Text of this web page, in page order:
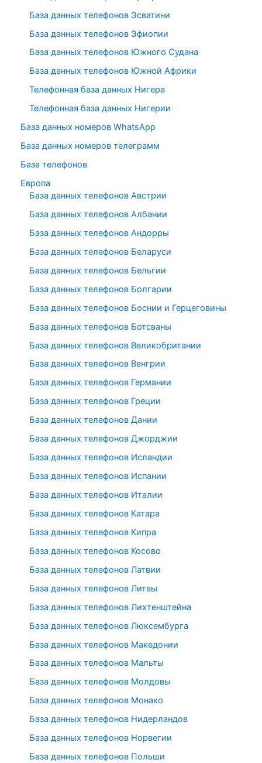
База данных телефонов Эсватини
База данных телефонов Эфиопии
База данных телефонов Южного Судана
База данных телефонов Южной Африки
Телефонная база данных Нигера
Телефонная база данных Нигерии
База данных номеров WhatsApp
База данных номеров телеграмм
База телефонов
Европа
База данных телефонов Австрии
База данных телефонов Албании
База данных телефонов Андорры
База данных телефонов Беларуси
База данных телефонов Бельгии
База данных телефонов Болгарии
База данных телефонов Боснии и Герцеговины
База данных телефонов Ботсваны
База данных телефонов Великобритании
База данных телефонов Венгрии
База данных телефонов Германии
База данных телефонов Греции
База данных телефонов Дании
База данных телефонов Джорджии
База данных телефонов Исландии
База данных телефонов Испании
База данных телефонов Италии
База данных телефонов Катара
База данных телефонов Кипра
База данных телефонов Косово
База данных телефонов Латвии
База данных телефонов Литвы
База данных телефонов Лихтенштейна
База данных телефонов Люксембурга
База данных телефонов Македонии
База данных телефонов Мальты
База данных телефонов Молдовы
База данных телефонов Монако
База данных телефонов Нидерландов
База данных телефонов Норвегии
База данных телефонов Польши